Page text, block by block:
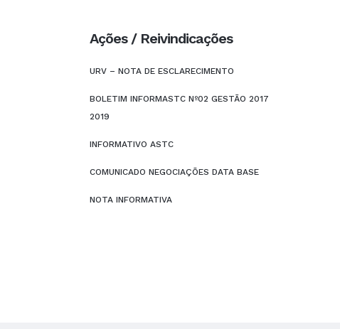
Ações / Reivindicações
URV – NOTA DE ESCLARECIMENTO
BOLETIM INFORMASTC Nº02 GESTÃO 2017
2019
INFORMATIVO ASTC
COMUNICADO NEGOCIAÇÕES DATA BASE
NOTA INFORMATIVA